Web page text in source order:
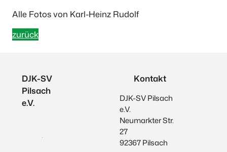
Alle Fotos von Karl-Heinz Rudolf
zurück
DJK-SV
Pilsach
e.V.
Kontakt
DJK-SV Pilsach
e.V.
Neumarkter Str.
27
92367 Pilsach